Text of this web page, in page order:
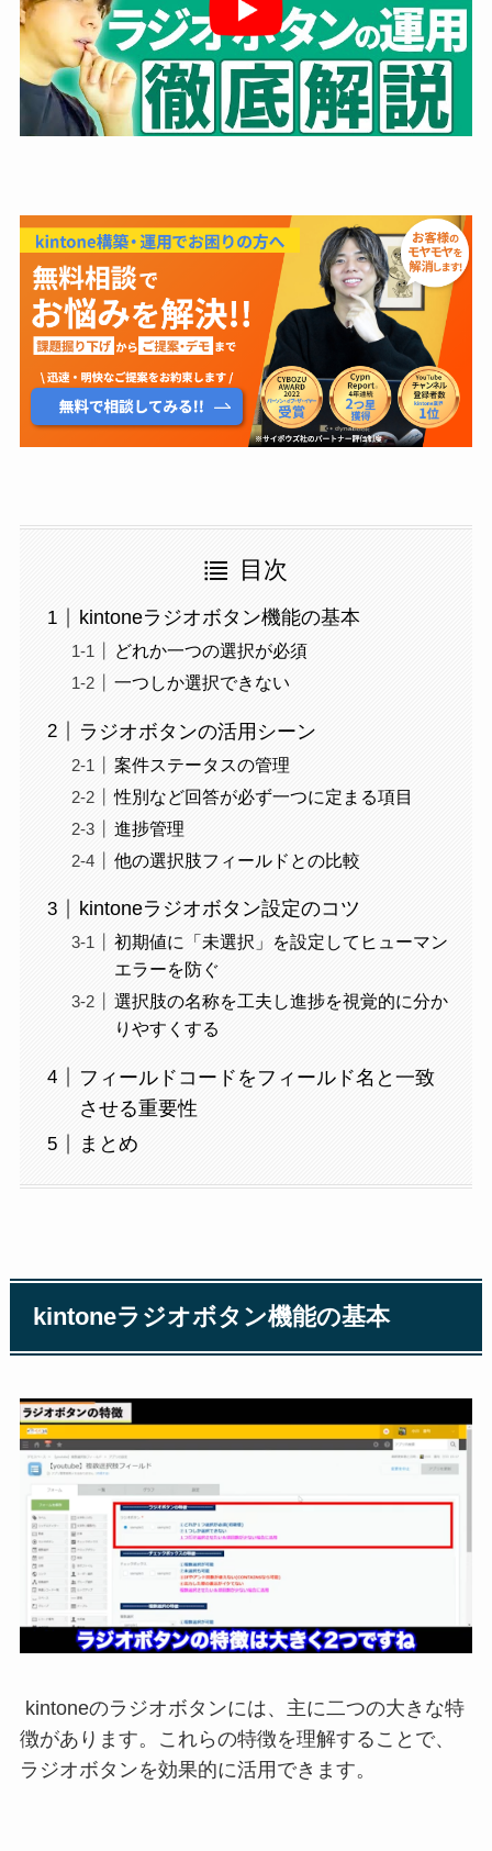
目次
kintoneラジオボタン機能の基本
どれか一つの選択が必須
一つしか選択できない
ラジオボタンの活用シーン
案件ステータスの管理
性別など回答が必ず一つに定まる項目
進捗管理
他の選択肢フィールドとの比較
kintoneラジオボタン設定のコツ
初期値に「未選択」を設定してヒューマン
エラーを防ぐ
選択肢の名称を工夫し進捗を視覚的に分か
りやすくする
フィールドコードをフィールド名と一致
させる重要性
まとめ
kintoneラジオボタン機能の基本
kintoneのラジオボタンには、主に二つの大きな特
徴があります。これらの特徴を理解することで、
ラジオボタンを効果的に活用できます。